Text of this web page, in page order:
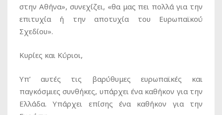
στην Αθήνα», συνεχίζει, «θα μας πει πολλά για την
επιτυχία ή την αποτυχία του Ευρωπαϊκού
Σχεδίου».
Κυρίες και Κύριοι,
Υπ’ αυτές τις βαρύθυμες ευρωπαϊκές και
παγκόσμιες συνθήκες, υπάρχει ένα καθήκον για την
Ελλάδα. Υπάρχει επίσης ένα καθήκον για την